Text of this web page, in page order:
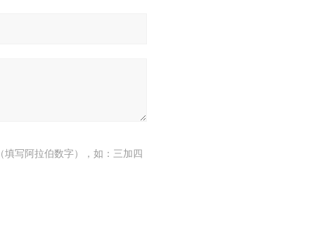
填写阿拉伯数字），如：三加四